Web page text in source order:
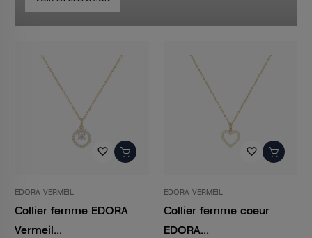
favorite_border
EDORA VERMEIL
Collier femme EDORA
Vermeil...
favorite_border
EDORA VERMEIL
Collier femme coeur
EDORA...